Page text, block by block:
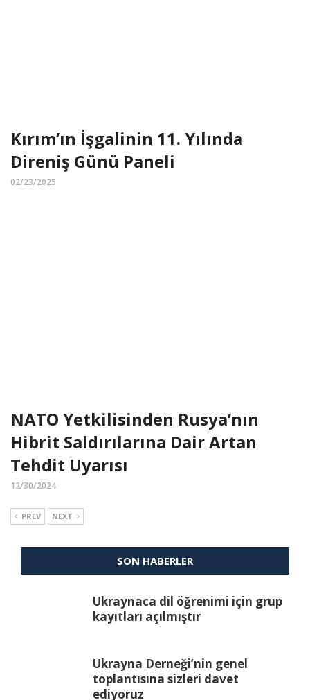
Kırım’ın İşgalinin 11. Yılında
Direniş Günü Paneli
02/23/2025
NATO Yetkilisinden Rusya’nın
Hibrit Saldırılarına Dair Artan
Tehdit Uyarısı
12/30/2024
PREV NEXT
SON HABERLER
Ukraynaca dil öğrenimi için grup
kayıtları açılmıştır
Ukrayna Derneği’nin genel
toplantısına sizleri davet
ediyoruz